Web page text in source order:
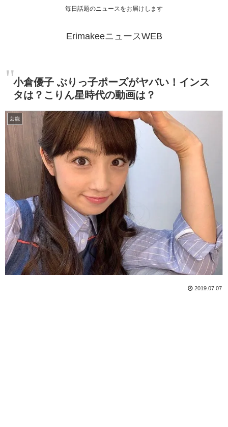
毎日話題のニュースをお届けします
ErimakeeニュースWEB
小倉優子 ぶりっ子ポーズがヤバい！インス
タは？こりん星時代の動画は？
芸能
2019.07.07